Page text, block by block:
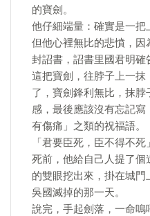
的寶劍。
他仔細端量：確實是一把
但他心裡無比的悲憤，
封詔書，詔書里國君明
這把寶劍，往脖子上一
了，寶劍鋒利無比，抹
感，最後應該沒有忘記
有傷痛」之類的祝福語。
「君要臣死，臣不得不死
死前，他給自己人提了
的雙眼挖出來，掛在城
吳國滅掉的那一天。
說完，手起劍落，一命嗚